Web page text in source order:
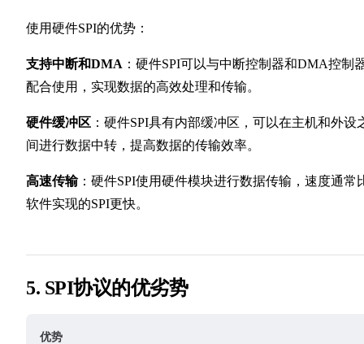
使用硬件SPI的优势：
支持中断和DMA ：硬件SPI可以与中断控制器和DMA控制
配合使用，实现数据的高效处理和传输。
硬件缓冲区 ：硬件SPI具有内部缓冲区，可以在主机和外设
间进行数据中转，提高数据的传输效率。
高速传输：硬件SPI使用硬件模块进行数据传输，速度通常
软件实现的SPI更快。
5. SPI协议的优劣势
优势